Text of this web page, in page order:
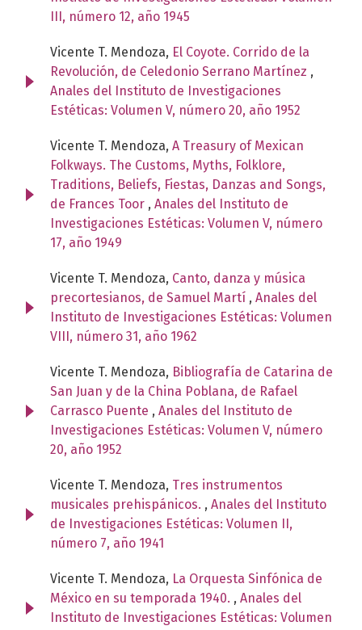
III, número 12, año 1945
Vicente T. Mendoza, El Coyote. Corrido de la
Revolución, de Celedonio Serrano Martínez ,
Anales del Instituto de Investigaciones
Estéticas: Volumen V, número 20, año 1952
Vicente T. Mendoza, A Treasury of Mexican
Folkways. The Customs, Myths, Folklore,
Traditions, Beliefs, Fiestas, Danzas and Songs,
de Frances Toor , Anales del Instituto de
Investigaciones Estéticas: Volumen V, número
17, año 1949
Vicente T. Mendoza, Canto, danza y música
precortesianos, de Samuel Martí , Anales del
Instituto de Investigaciones Estéticas: Volumen
VIII, número 31, año 1962
Vicente T. Mendoza, Bibliografía de Catarina de
San Juan y de la China Poblana, de Rafael
Carrasco Puente , Anales del Instituto de
Investigaciones Estéticas: Volumen V, número
20, año 1952
Vicente T. Mendoza, Tres instrumentos
musicales prehispánicos. , Anales del Instituto
de Investigaciones Estéticas: Volumen II,
número 7, año 1941
Vicente T. Mendoza, La Orquesta Sinfónica de
México en su temporada 1940. , Anales del
Instituto de Investigaciones Estéticas: Volumen